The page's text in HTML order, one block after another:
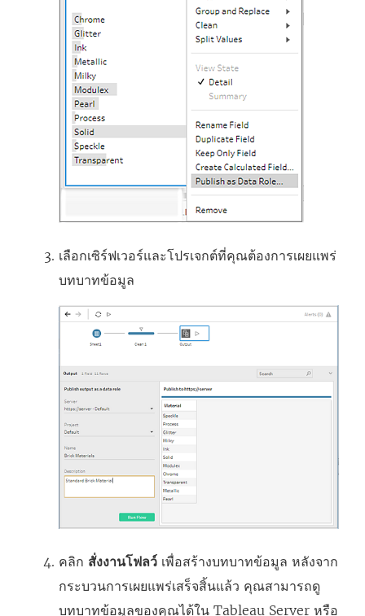
เลือกเซิร์ฟเวอร์และโปรเจกต์ที่คุณต้องการเผยแพร่
บทบาทข้อมูล
คลิก สั่งงานโฟลว์ เพื่อสร้างบทบาทข้อมูล หลังจาก
กระบวนการเผยแพร่เสร็จสิ้นแล้ว คุณสามารถดู
บทบาทข้อมูลของคุณได้ใน Tableau Server หรือ